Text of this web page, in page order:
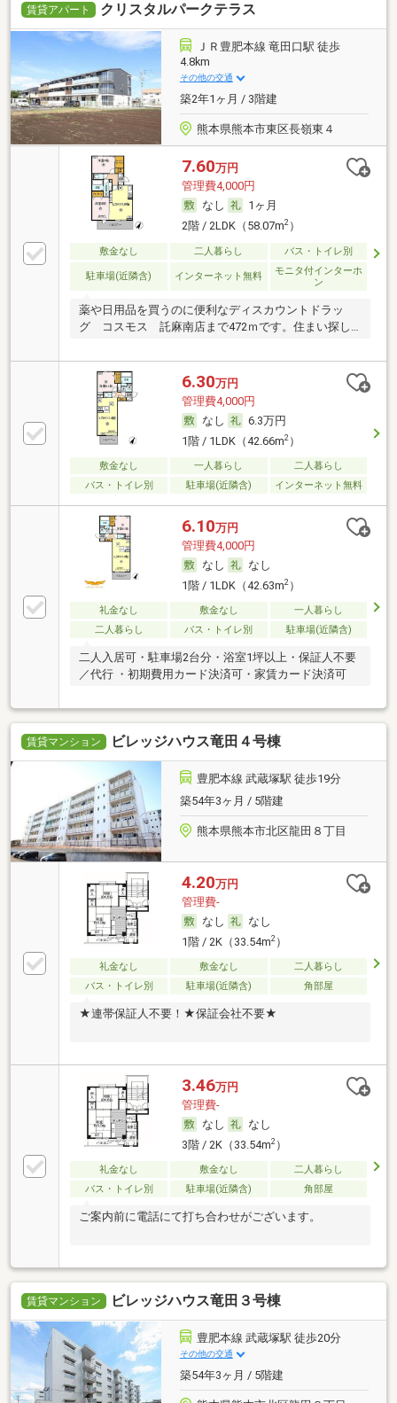
賃貸アパート クリスタルパークテラス
ＪＲ豊肥本線 竜田口駅 徒歩
4.8km
その他の交通
築2年1ヶ月 / 3階建
熊本県熊本市東区長嶺東４
7.60万円
管理費4,000円
なし
1ヶ月
2階 / 2LDK（58.07m2）
敷金なし 二人暮らし バス・トイレ別
駐車場(近隣含) インターネット無料
モニタ付インターホ
ン
薬や日用品を買うのに便利なディスカウントドラッ
グ コスモス 託麻南店まで472ｍです。住まい探し
6.30万円
管理費4,000円
なし
6.3万円
1階 / 1LDK（42.66m2）
敷金なし 一人暮らし
二人暮らし
バス・トイレ別
駐車場(近隣含) インターネット無料
6.10万円
管理費4,000円
なし
なし
1階 / 1LDK（42.63m2）
礼金なし 敷金なし
一人暮らし
二人暮らし
バス・トイレ別 駐車場(近隣含)
二人入居可・駐車場2台分・浴室1坪以上・保証人不要
／代行 ・初期費用カード決済可・家賃カード決済可
賃貸マンション ビレッジハウス竜田４号棟
豊肥本線 武蔵塚駅 徒歩19分
築54年3ヶ月 / 5階建
熊本県熊本市北区龍田８丁目
4.20万円
管理費-
なし
なし
1階 / 2K（33.54m2）
礼金なし 敷金なし
二人暮らし
バス・トイレ別
駐車場(近隣含) 角部屋
★連帯保証人不要！★保証会社不要★
3.46万円
管理費-
なし
なし
3階 / 2K（33.54m2）
礼金なし 敷金なし
二人暮らし
バス・トイレ別
駐車場(近隣含) 角部屋
ご案内前に電話にて打ち合わせがございます。
賃貸マンション ビレッジハウス竜田３号棟
豊肥本線 武蔵塚駅 徒歩20分
その他の交通
築54年3ヶ月 / 5階建